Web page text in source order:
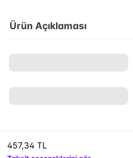
457,34 TL
Ürün Açıklaması